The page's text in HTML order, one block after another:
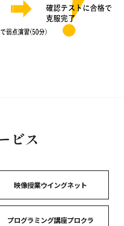
ビス
映像授業ウイングネット
プログラミング講座プロクラ